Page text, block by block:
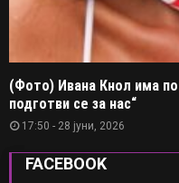
(Фото) Ивана Кнол има
подготви се за нас“
17:50 - 28 јуни, 2026
FACEBOOK